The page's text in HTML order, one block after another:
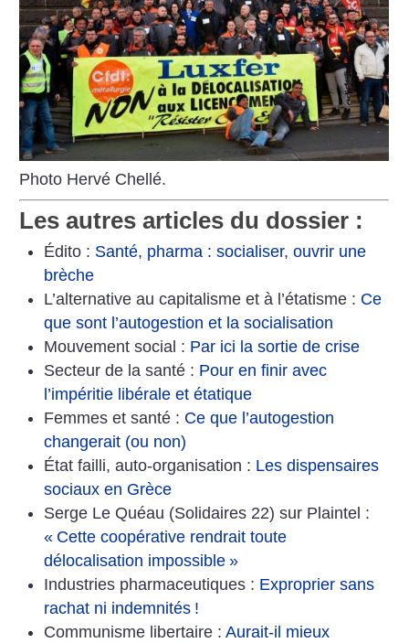
Photo Hervé Chellé.
Les autres articles du dossier :
Édito : Santé, pharma : socialiser, ouvrir une
brèche
L’alternative au capitalisme et à l’étatisme : Ce
que sont l’autogestion et la socialisation
Mouvement social : Par ici la sortie de crise
Secteur de la santé : Pour en finir avec
l’impéritie libérale et étatique
Femmes et santé : Ce que l’autogestion
changerait (ou non)
État failli, auto-organisation : Les dispensaires
sociaux en Grèce
Serge Le Quéau (Solidaires 22) sur Plaintel :
« Cette coopérative rendrait toute
délocalisation impossible »
Industries pharmaceutiques : Exproprier sans
rachat ni indemnités !
Communisme libertaire : Aurait-il mieux